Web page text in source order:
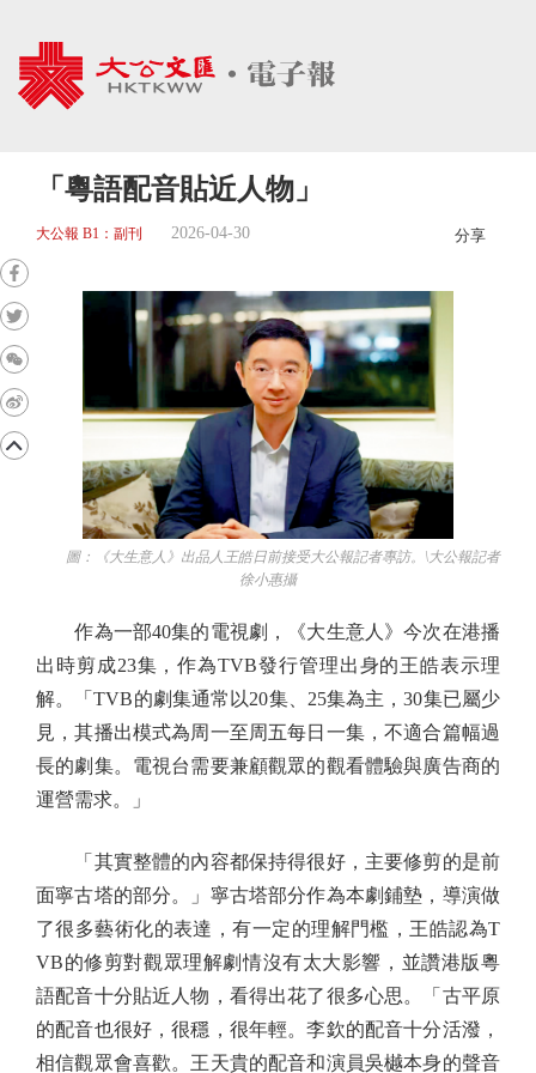
「粵語配音貼近人物」
大公報 B1：副刊 2026-04-30 分享
圖：《大生意人》出品人王皓日前接受大公報記者專訪。\大公報記者
徐小惠攝
作為一部40集的電視劇，《大生意人》今次在港播
出時剪成23集，作為TVB發行管理出身的王皓表示理
解。「TVB的劇集通常以20集、25集為主，30集已屬少
見，其播出模式為周一至周五每日一集，不適合篇幅過
長的劇集。電視台需要兼顧觀眾的觀看體驗與廣告商的
運營需求。」
「其實整體的內容都保持得很好，主要修剪的是前
面寧古塔的部分。」寧古塔部分作為本劇鋪墊，導演做
了很多藝術化的表達，有一定的理解門檻，王皓認為T
VB的修剪對觀眾理解劇情沒有太大影響，並讚港版粵
語配音十分貼近人物，看得出花了很多心思。「古平原
的配音也很好，很穩，很年輕。李欽的配音十分活潑，
相信觀眾會喜歡。王天貴的配音和演員吳樾本身的聲音